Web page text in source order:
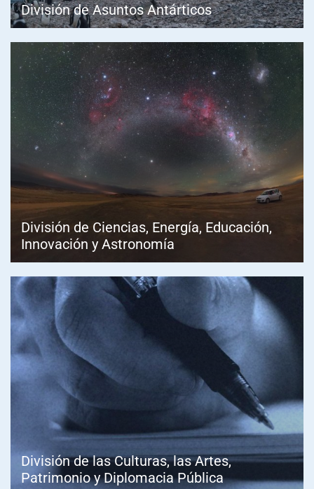
División de Asuntos Antárticos
División de Ciencias, Energía, Educación,
Innovación y Astronomía
División de las Culturas, las Artes,
Patrimonio y Diplomacia Pública